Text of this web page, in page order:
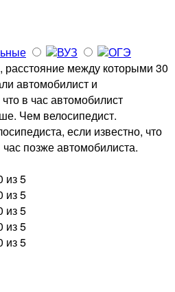
ВУЗ
ОГЭ
расстояние между которыми 30
автомобилист и
в час автомобилист
Чем велосипедист.
если известно, что
позже автомобилиста.